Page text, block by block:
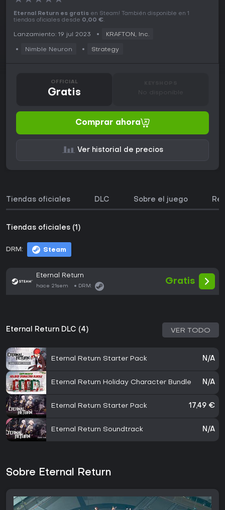
Eternal Return es gratis en Steam! También disponible en 1
tiendas oficiales desde 0,00 €.
Lanzamiento: 19 jul 2023 KRAFTON, Inc.
Nimble Neuron Strategy
OFFICIAL
Gratis No disponible
Comprar ahora
Ver historial de precios
Tiendas oficiales DLC Sobre el juego
Tiendas oficiales (1)
DRM: Steam
Eternal Return
hace 21sem DRM:
Gratis
Eternal Return DLC (4) VER TODO
Eternal Return Starter Pack N/A
Eternal Return Holiday Character Bundle N/A
Eternal Return Starter Pack 17,49 €
Eternal Return Soundtrack N/A
Sobre Eternal Return